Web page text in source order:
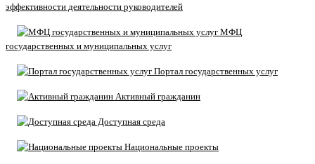
эффективности деятельности руководителей
МФЦ
государственных и муниципальных услуг
Портал государственных услуг
Активный гражданин
Доступная среда
Национальные проекты